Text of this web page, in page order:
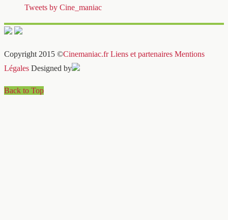
Tweets by Cine_maniac
Copyright 2015 ©Cinemaniac.fr Liens et partenaires Mentions
Légales Designed by
Back to Top